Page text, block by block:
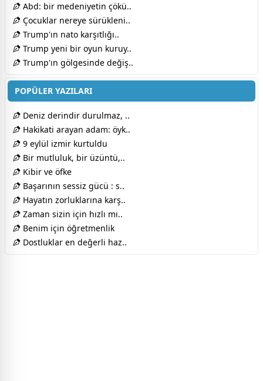
Abd: bir medeniyetin çökü..
Çocuklar nereye sürükleni..
Trump'ın nato karşıtlığı..
Trump yeni bir oyun kuruy..
Trump'ın gölgesinde değiş..
POPÜLER YAZILARI
Deniz derindir durulmaz, ..
Hakikati arayan adam: öyk..
9 eylül izmir kurtuldu
Bir mutluluk, bir üzüntü,..
Kibir ve öfke
Başarının sessiz gücü : s..
Hayatın zorluklarına karş..
Zaman sizin için hızlı mı..
Benim için öğretmenlik
Dostluklar en değerli haz..